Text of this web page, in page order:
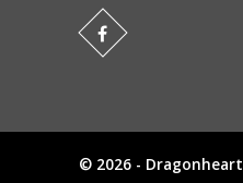
© 2026 - Dragonheart